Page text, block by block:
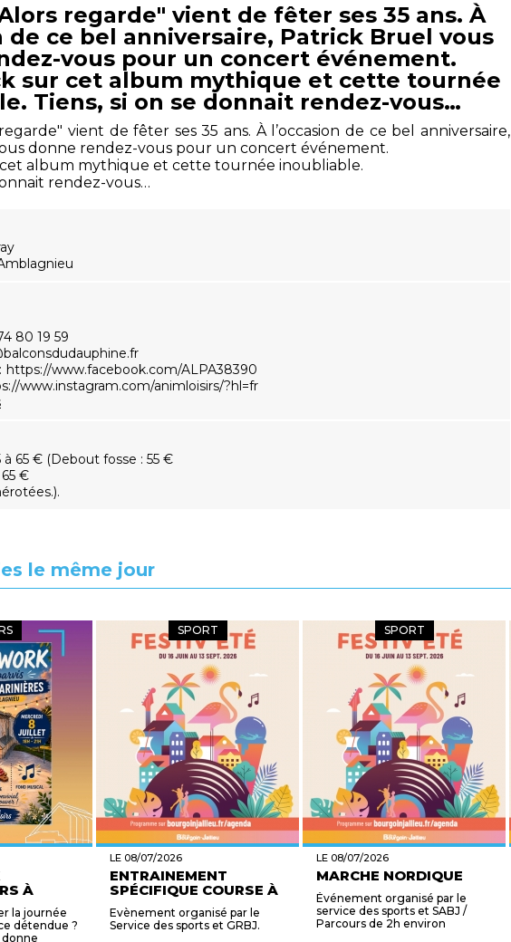
regarde" vient de fêter ses 35 ans. À
de ce bel anniversaire, Patrick Bruel vous
vous pour un concert événement.
sur cet album mythique et cette tournée
Tiens, si on se donnait rendez-vous…
vient de fêter ses 35 ans. À l’occasion de ce bel anniversaire,
donne rendez-vous pour un concert événement.
album mythique et cette tournée inoubliable.
rendez-vous…
80 19 59
https://www.facebook.com/ALPA38390
www.instagram.com/animloisirs/?hl=fr
à 65 € (Debout fosse : 55 €
€
le même jour
À
la journée
détendue ?
SPORT
LE 08/07/2026
ENTRAINEMENT
SPÉCIFIQUE COURSE À
PI...
Evènement organisé par le
Service des sports et GRBJ.
SPORT
LE 08/07/2026
MARCHE NORDIQUE
Événement organisé par le
service des sports et SABJ /
Parcours de 2h environ